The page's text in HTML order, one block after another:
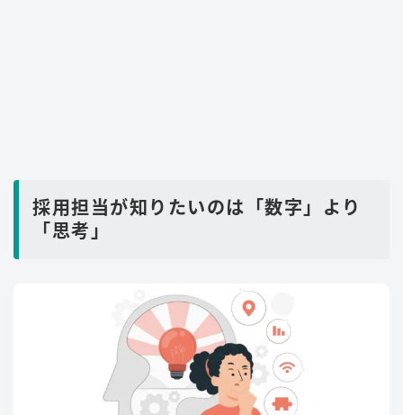
採用担当が知りたいのは「数字」より
「思考」